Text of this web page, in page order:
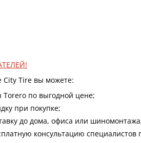
City Tire вы можете:
по выгодной цене;
при покупке;
до дома, офиса или
консультацию специалистов